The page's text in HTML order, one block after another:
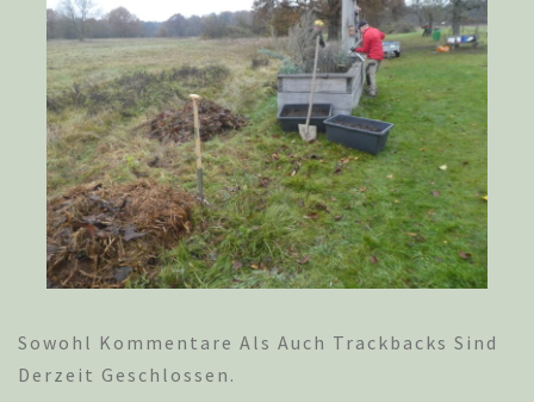
Sowohl Kommentare Als Auch Trackbacks Sind
Derzeit Geschlossen.